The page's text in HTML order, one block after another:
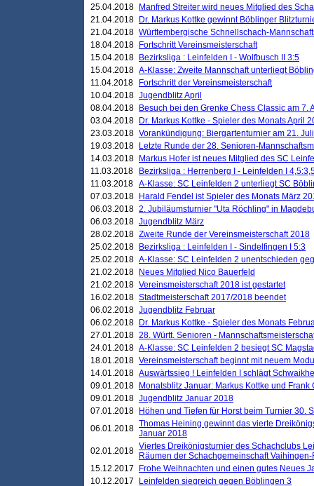
25.04.2018
Manfred Streiter wird neues Mitglied des
21.04.2018
Dr. Markus Kottke gewinnt Böblinger
21.04.2018 Württembergische Schnellschach-
18.04.2018
Fortschritt Vereinsmeisterschaft
15.04.2018
Bezirksliga : Leinfelden I - Wolfbusch II 3:5
15.04.2018 A-Klasse: Zweite Mannschaft unterliegt
11.04.2018
Fortschritt der Vereinsmeisterschaft
10.04.2018 Jugendblitz April
08.04.2018
Besuch bei den Grenke Chess Classic am 7.
03.04.2018
Dr. Markus Kottke - Spieler des Monats April
23.03.2018 Vorankündigung: Biergartenturnier am 21.
19.03.2018
Letzte Runde der 28. Senioren-
14.03.2018
Markus Hofer ist neues Mitglied des SC
11.03.2018
Bezirksliga : Herrenberg I - Leinfelden I
11.03.2018 A-Klasse: SC Leinfelden 2 unterliegt SC
07.03.2018
Harald Fendel ist Spieler des Monats März
06.03.2018 2. Jubiläumsturnier "Uta Röchling" in
06.03.2018 Jugendblitz März
28.02.2018 Zweite Runde der Vereinsmeisterschaft 2018
25.02.2018
Bezirksliga : Leinfelden I - Sindelfingen I 5:3
25.02.2018 A-Klasse: SC Leinfelden 2 unentschieden
21.02.2018
Neues Mitglied Nico Bauerfeld
21.02.2018 Vereinsmeisterschaft 2018 ist gestartet
16.02.2018 Stadtmeisterschaft 2017/2018 beendet
06.02.2018 Jugendblitz Februar
06.02.2018
Dr. Markus Kottke - Spieler des Monats
27.01.2018 28. Württ. Senioren -
24.01.2018 A-Klasse: SC Leinfelden 2 besiegt SC
18.01.2018 Vereinsmeisterschaft beginnt mit neuem
14.01.2018 Auswärtssieg ! Leinfelden I schlägt
09.01.2018
Monatsblitz Januar: Markus Kottke und
09.01.2018 Jugendblitz Januar 2018
07.01.2018
Höhen und Tiefen für Horst beim Turnier 30.
06.01.2018 Thomas Heining gewinnt das vierte
Januar 2018
02.01.2018 Viertes Dreikönigsturnier des Schachclubs
Räumen der Schachgemeinschaft
15.12.2017
Frohe Weihnachten und einen gutes Neues
10.12.2017
Leinfelden siegreich gegen Böblingen 3